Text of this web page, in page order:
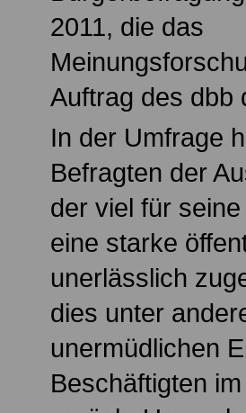
2011, die das
Auftrag des dbb
In der Umfrage
Befragten der
der viel für
eine starke
unerlässlich
dies unter
unermüdlichen
Beschäftigten